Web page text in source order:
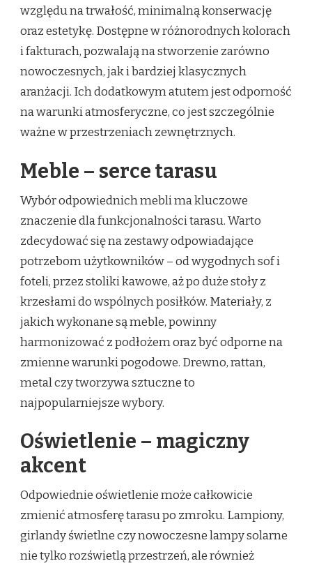
względu na trwałość, minimalną konserwację
oraz estetykę. Dostępne w różnorodnych kolorach
i fakturach, pozwalają na stworzenie zarówno
nowoczesnych, jak i bardziej klasycznych
aranżacji. Ich dodatkowym atutem jest odporność
na warunki atmosferyczne, co jest szczególnie
ważne w przestrzeniach zewnętrznych.
Meble – serce tarasu
Wybór odpowiednich mebli ma kluczowe
znaczenie dla funkcjonalności tarasu. Warto
zdecydować się na zestawy odpowiadające
potrzebom użytkowników – od wygodnych sof i
foteli, przez stoliki kawowe, aż po duże stoły z
krzesłami do wspólnych posiłków. Materiały, z
jakich wykonane są meble, powinny
harmonizować z podłożem oraz być odporne na
zmienne warunki pogodowe. Drewno, rattan,
metal czy tworzywa sztuczne to
najpopularniejsze wybory.
Oświetlenie – magiczny
akcent
Odpowiednie oświetlenie może całkowicie
zmienić atmosferę tarasu po zmroku. Lampiony,
girlandy świetlne czy nowoczesne lampy solarne
nie tylko rozświetlą przestrzeń, ale również